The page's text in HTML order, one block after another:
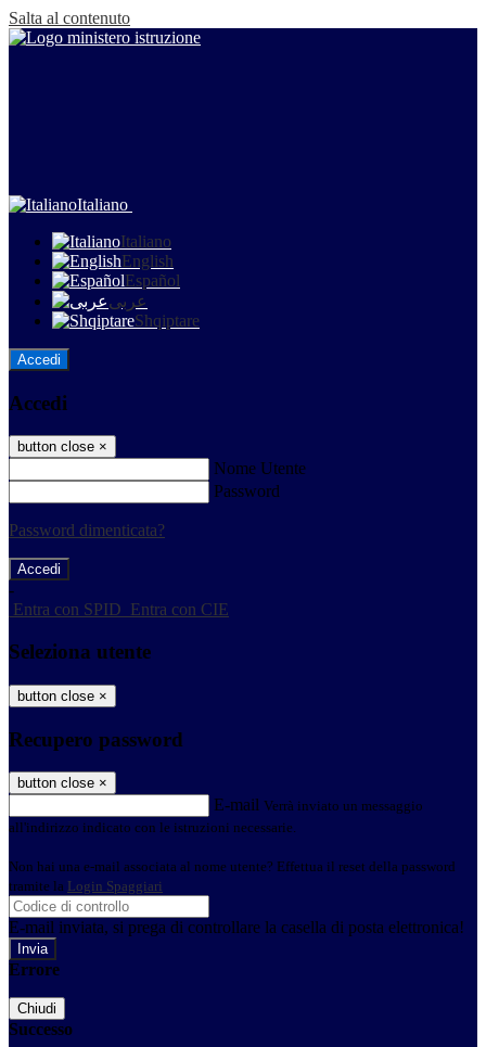
Salta al contenuto
Italiano
Italiano
English
Español
عربى
Shqiptare
Accedi
Accedi
button close ×
Nome Utente
Password
Password dimenticata?
-
Entra con SPID Entra con CIE
Seleziona utente
button close ×
Recupero password
button close ×
E-mail Verrà inviato un messaggio
all'indirizzo indicato con le istruzioni necessarie.
Non hai una e-mail associata al nome utente? Effettua il reset della password
tramite la Login Spaggiari
E-mail inviata, si prega di controllare la casella di posta elettronica!
Errore
Chiudi
Successo